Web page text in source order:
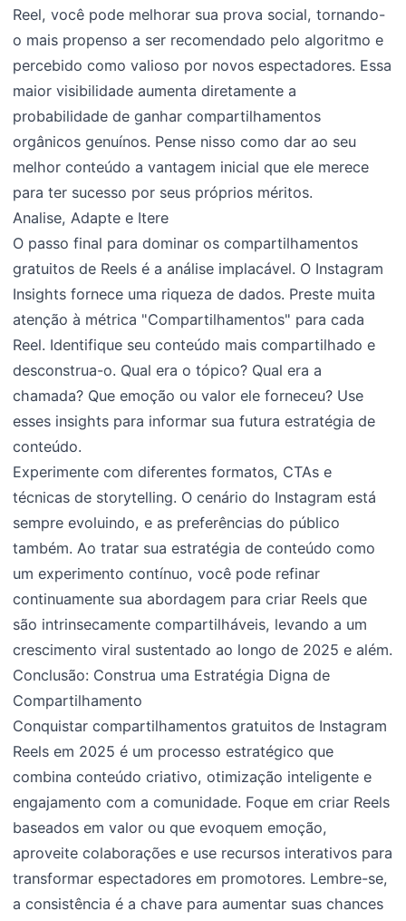
Reel, você pode melhorar sua prova social, tornando-
o mais propenso a ser recomendado pelo algoritmo e
percebido como valioso por novos espectadores. Essa
maior visibilidade aumenta diretamente a
probabilidade de ganhar compartilhamentos
orgânicos genuínos. Pense nisso como dar ao seu
melhor conteúdo a vantagem inicial que ele merece
para ter sucesso por seus próprios méritos.
Analise, Adapte e Itere
O passo final para dominar os compartilhamentos
gratuitos de Reels é a análise implacável. O Instagram
Insights fornece uma riqueza de dados. Preste muita
atenção à métrica "Compartilhamentos" para cada
Reel. Identifique seu conteúdo mais compartilhado e
desconstrua-o. Qual era o tópico? Qual era a
chamada? Que emoção ou valor ele forneceu? Use
esses insights para informar sua futura estratégia de
conteúdo.
Experimente com diferentes formatos, CTAs e
técnicas de storytelling. O cenário do Instagram está
sempre evoluindo, e as preferências do público
também. Ao tratar sua estratégia de conteúdo como
um experimento contínuo, você pode refinar
continuamente sua abordagem para criar Reels que
são intrinsecamente compartilháveis, levando a um
crescimento viral sustentado ao longo de 2025 e além.
Conclusão: Construa uma Estratégia Digna de
Compartilhamento
Conquistar compartilhamentos gratuitos de Instagram
Reels em 2025 é um processo estratégico que
combina conteúdo criativo, otimização inteligente e
engajamento com a comunidade. Foque em criar Reels
baseados em valor ou que evoquem emoção,
aproveite colaborações e use recursos interativos para
transformar espectadores em promotores. Lembre-se,
a consistência é a chave para aumentar suas chances